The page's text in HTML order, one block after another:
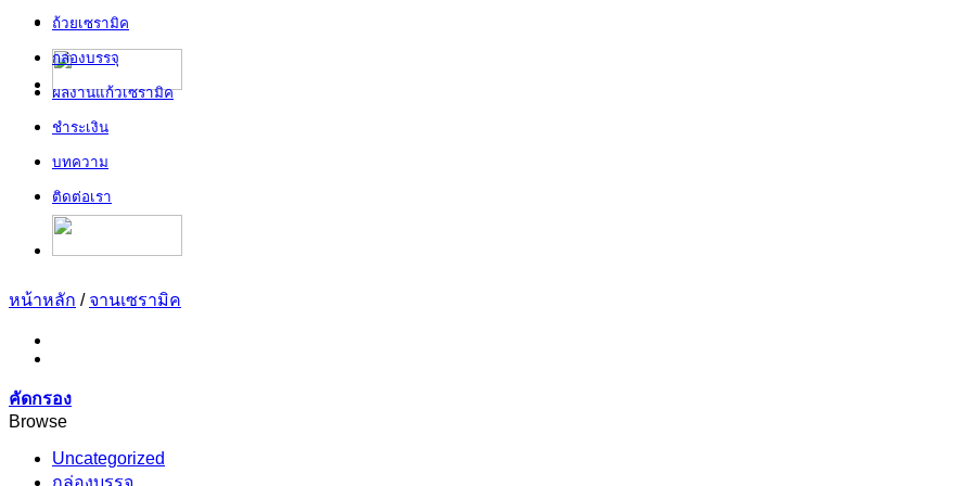
ถ้วยเซรามิค
กล่องบรรจุ
ผลงานแก้วเซรามิค
ชำระเงิน
บทความ
ติดต่อเรา
หน้าหลัก / จานเซรามิค
คัดกรอง
Browse
Uncategorized
กล่องบรรจุ